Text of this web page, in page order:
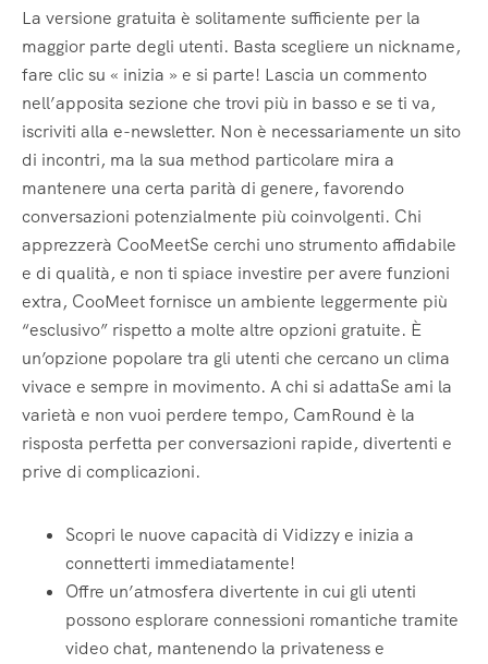
La versione gratuita è solitamente sufficiente per la
maggior parte degli utenti. Basta scegliere un nickname,
fare clic su « inizia » e si parte! Lascia un commento
nell’apposita sezione che trovi più in basso e se ti va,
iscriviti alla e-newsletter. Non è necessariamente un sito
di incontri, ma la sua method particolare mira a
mantenere una certa parità di genere, favorendo
conversazioni potenzialmente più coinvolgenti. Chi
apprezzerà CooMeetSe cerchi uno strumento affidabile
e di qualità, e non ti spiace investire per avere funzioni
extra, CooMeet fornisce un ambiente leggermente più
“esclusivo” rispetto a molte altre opzioni gratuite. È
un’opzione popolare tra gli utenti che cercano un clima
vivace e sempre in movimento. A chi si adattaSe ami la
varietà e non vuoi perdere tempo, CamRound è la
risposta perfetta per conversazioni rapide, divertenti e
prive di complicazioni.
Scopri le nuove capacità di Vidizzy e inizia a
connetterti immediatamente!
Offre un’atmosfera divertente in cui gli utenti
possono esplorare connessioni romantiche tramite
video chat, mantenendo la privateness e